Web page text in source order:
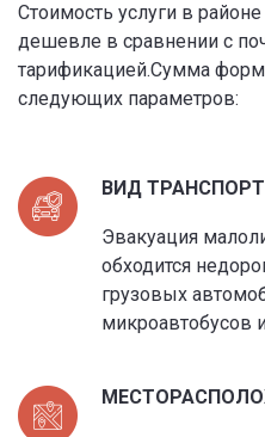
Стоимость услуги в
дешевле в сравнении с
тарификацией.Сумма
следующих параметров:
ВИД
Эвакуация
обходится
грузовых
микроавтобусов